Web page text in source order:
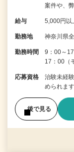
案件や、
給与 5,000円
勤務地 神奈川県
勤務時間
9：00～
17：00（
応募資格
治験未経
められます
後で見る